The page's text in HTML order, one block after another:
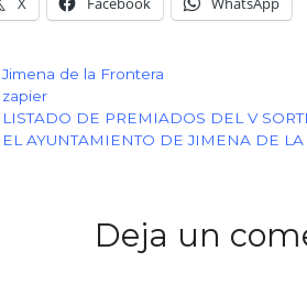
Categorías
Jimena de la Frontera
Etiquetas
zapier
LISTADO DE PREMIADOS DEL V
EL AYUNTAMIENTO DE JIMENA DE
Deja un